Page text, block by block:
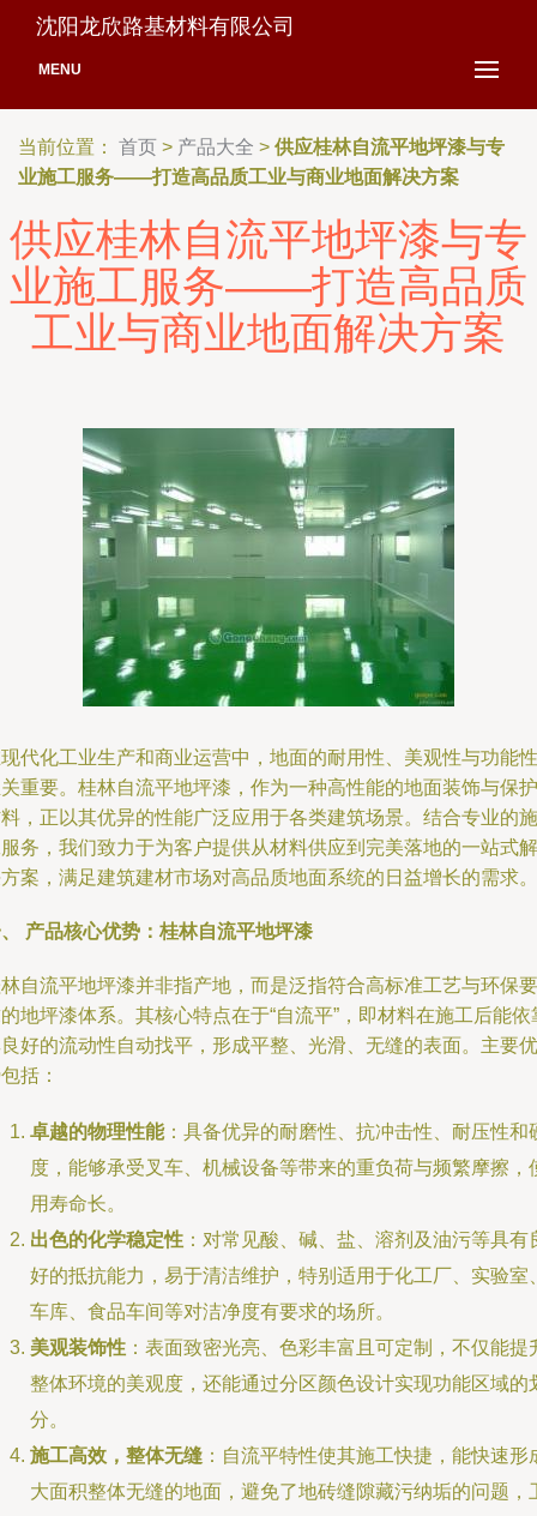
沈阳龙欣路基材料有限公司
MENU
当前位置： 首页 > 产品大全 > 供应桂林自流平地坪漆与专
业施工服务——打造高品质工业与商业地面解决方案
供应桂林自流平地坪漆与专
业施工服务——打造高品质
工业与商业地面解决方案
代化工业生产和商业运营中，地面的耐用性、美观性与功能性
重要。桂林自流平地坪漆，作为一种高性能的地面装饰与保护
，正以其优异的性能广泛应用于各类建筑场景。结合专业的施
务，我们致力于为客户提供从材料供应到完美落地的一站式解
案，满足建筑建材市场对高品质地面系统的日益增长的需求。
产品核心优势：桂林自流平地坪漆
自流平地坪漆并非指产地，而是泛指符合高标准工艺与环保要
地坪漆体系。其核心特点在于“自流平”，即材料在施工后能依
好的流动性自动找平，形成平整、光滑、无缝的表面。主要优
括：
卓越的物理性能：具备优异的耐磨性、抗冲击性、耐压性和
度，能够承受叉车、机械设备等带来的重负荷与频繁摩擦，
用寿命长。
出色的化学稳定性 ：对常见酸、碱、盐、溶剂及油污等具有
好的抵抗能力，易于清洁维护，特别适用于化工厂、实验室
车库、食品车间等对洁净度有要求的场所。
美观装饰性 ：表面致密光亮、色彩丰富且可定制，不仅能提
整体环境的美观度，还能通过分区颜色设计实现功能区域的
分。
施工高效，整体无缝 ：自流平特性使其施工快捷，能快速形
大面积整体无缝的地面，避免了地砖缝隙藏污纳垢的问题，